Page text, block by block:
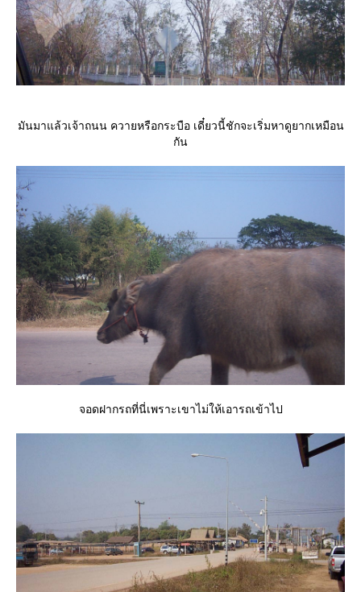
มันมาแล้วเจ้าถนน ควายหรือกระบือ เดี๋ยวนี้ชักจะเริ่มหาดูยากเหมือน
กัน
จอดฝากรถที่นี่เพราะเขาไม่ให้เอารถเข้าไป